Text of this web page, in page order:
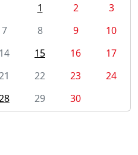
1
2
3
7 8 9
10
14 15 16
17
22 23
24
29 30